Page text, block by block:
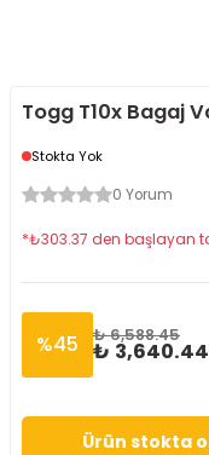
Togg T10x Bagaj
Stokta Yok
0 Yorum
*₺303.37 den başlayan
%45 ₺ 6,588.45
₺ 3,640.44
Ürün stokta